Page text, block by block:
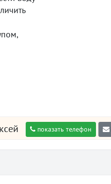
показать телефон